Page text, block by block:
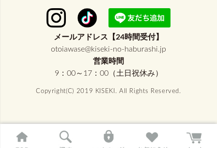
メールアドレス【24時間受付】
otoiawase@kiseki-no-haburashi.jp
営業時間
9：00～17：00（土日祝休み）
Copyright(C) 2019 KISEKI. All Rights Reserved.